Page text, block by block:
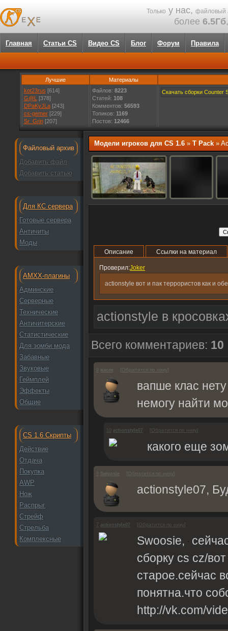
Только у нас, файловый
более 6.5Гб
Главная Статьи CS Видео CS Блог Форум Правила
Лучшие
kot23rus [614]
G@L
[378]
DPaKyJLa[243]
cs-gemer[229]
Sr_Grin[207]
Материалы
Файлов: 8223
Статей: 108
Комментов: 56593
Топиков: 1169
Постов: 12466
Скачать сборки Counter
Файловый архив
Добавить файл
Добавить статью
Для КС сервера
Готовые сервера
Античиты
Моды
AMXX-плагины
Админские
Серверные
Технические
Античитерские
Статистические
Для зомби мода
Забавные
Звуковые
Геймплей
Эффекты
Общие
CS 1.6 Скрипты
Действие
Отдача
Покупка
AWP
Нож
Распрыг
Стрейф
Стрельба
Комплексные
Модели игроков для CS 1.6 » T Pack »
Описание Ссылки на материал
Проверил:Joker
actionstyle вот и пак террористов как и
actionstyle в
Всего комментариев: 10
васек [Обратится по нику ]
вапше клас
немогу найти
actionstyle07 Обратится по нику
какого еще
Swoosie [Обратится по нику ]
actionstyle07,
7 actionstyle07 [Обратится по нику]
Swoosie,
сборку cs cz/
старое.сейчас
понятна.что
http://vk.com/